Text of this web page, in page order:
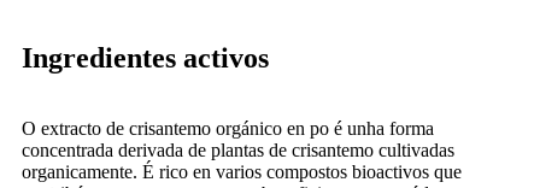
Ingredientes activos
O extracto de crisantemo orgánico en po é unha forma
concentrada derivada de plantas de crisantemo cultivadas
organicamente. É rico en varios compostos bioactivos que